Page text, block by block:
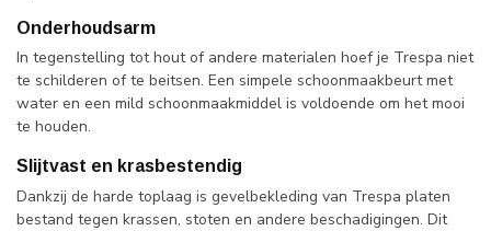
Onderhoudsarm
In tegenstelling tot hout of andere materialen hoef je Trespa niet
te schilderen of te beitsen. Een simpele schoonmaakbeurt met
water en een mild schoonmaakmiddel is voldoende om het mooi
te houden.
Slijtvast en krasbestendig
Dankzij de harde toplaag is gevelbekleding van Trespa platen
bestand tegen krassen, stoten en andere beschadigingen. Dit